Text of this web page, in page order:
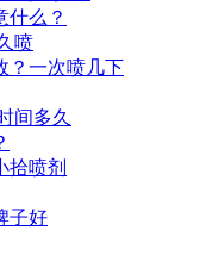
什么？
喷
？一次喷几下
间多久
拾喷剂
子好